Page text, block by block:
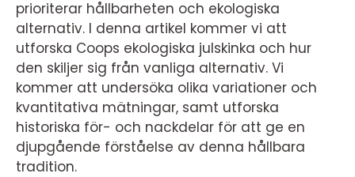
prioriterar hållbarheten och ekologiska
alternativ. I denna artikel kommer vi att
utforska Coops ekologiska julskinka och hur
den skiljer sig från vanliga alternativ. Vi
kommer att undersöka olika variationer och
kvantitativa mätningar, samt utforska
historiska för- och nackdelar för att ge en
djupgående förståelse av denna hållbara
tradition.